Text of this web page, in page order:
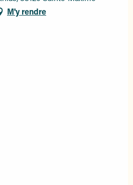
M'y rendre